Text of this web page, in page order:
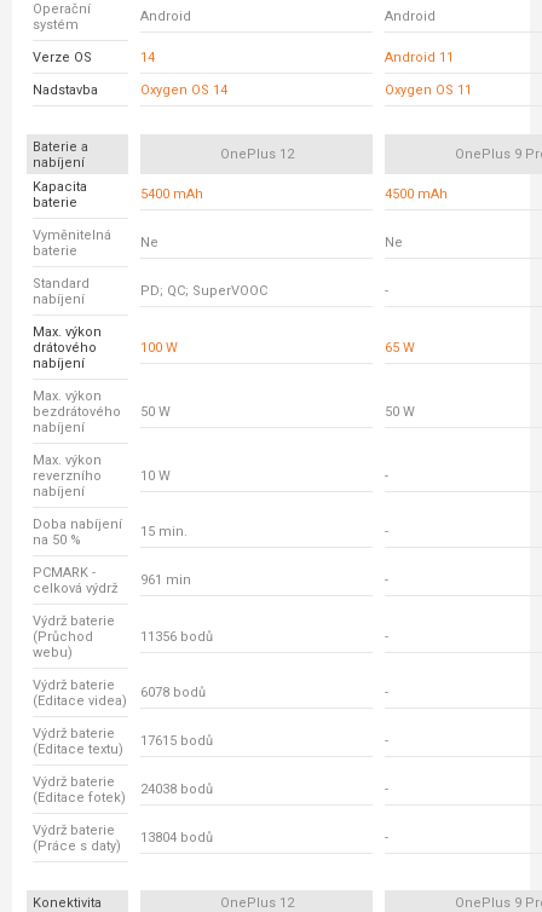
Operační
systém
Android Android
Verze OS 14 Android 11
Nadstavba Oxygen OS 14 Oxygen OS 11
Baterie a
nabíjení
OnePlus 12 OnePlus 9
Kapacita
baterie
5400 mAh 4500 mAh
Vyměnitelná
baterie
Ne Ne
Standard
nabíjení
PD; QC; SuperVOOC -
Max. výkon
drátového
nabíjení
100 W 65 W
Max. výkon
bezdrátového
nabíjení
50 W 50 W
Max. výkon
reverzního
nabíjení
10 W -
Doba nabíjení
na 50 %
15 min. -
PCMARK -
celková výdrž
961 min -
Výdrž baterie
(Průchod
webu)
11356 bodů -
Výdrž baterie
(Editace videa)
6078 bodů -
Výdrž baterie
(Editace textu)
17615 bodů -
Výdrž baterie
(Editace fotek)
24038 bodů -
Výdrž baterie
(Práce s daty)
13804 bodů -
Konektivita OnePlus 12
OnePlus 9